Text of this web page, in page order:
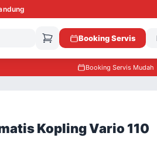
Booking Servis
Booking Servis Mudah
Kopling Vario 110